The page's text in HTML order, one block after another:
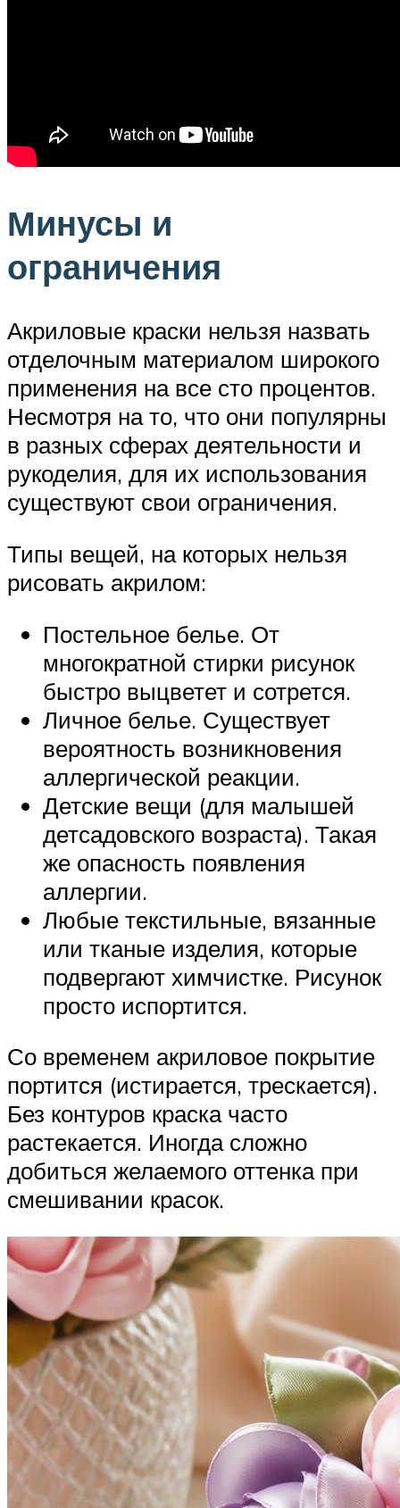
Минусы и
ограничения
Акриловые краски нельзя назвать
отделочным материалом широкого
применения на все сто процентов.
Несмотря на то, что они популярны
в разных сферах деятельности и
рукоделия, для их использования
существуют свои ограничения.
Типы вещей, на которых нельзя
рисовать акрилом:
Постельное белье. От
многократной стирки рисунок
быстро выцветет и сотрется.
Личное белье. Существует
вероятность возникновения
аллергической реакции.
Детские вещи (для малышей
детсадовского возраста). Такая
же опасность появления
аллергии.
Любые текстильные, вязанные
или тканые изделия, которые
подвергают химчистке. Рисунок
просто испортится.
Со временем акриловое покрытие
портится (истирается, трескается).
Без контуров краска часто
растекается. Иногда сложно
добиться желаемого оттенка при
смешивании красок.